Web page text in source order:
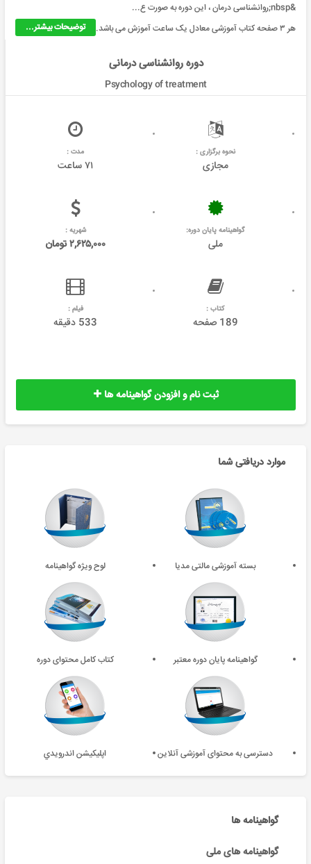
&nbsp;روانشناسی درمان ، این دوره به صورت ع...
توضیحات بیشتر...
هر ۳ صفحه کتاب آموزشی معادل یک ساعت آموزش می باشد.
دوره روانشناسی درمانی
Psychology of treatment
نحوه برگزاری :
مجازی
مدت :
۷۱ ساعت
گواهینامه پایان دوره:
ملی
شهریه :
۲,۶۲۵,۰۰۰ تومان
کتاب :
189 صفحه
فیلم :
533 دقیقه
ثبت نام و افزودن گواهینامه ها
موارد دریافتی شما
بسته آموزشی مالتی مدیا لوح ویژه گواهینامه
گواهینامه پایان دوره معتبر کتاب کامل محتوای دوره
دسترسی به محتوای آموزشی آنلاین اپليکيشن اندرويدي
گواهینامه ها
گواهینامه های ملی